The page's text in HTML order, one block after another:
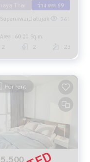
ว่าง ตค 69
Sapankwai,Jatujak
261
Area : 60.00 Sq.m.
2 2 23
For rent